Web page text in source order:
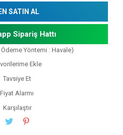
SATIN AL
Sipariş Hattı
Yöntemi : Havale)
Tavsiye Et
Fiyat Alarmı
Karşılaştır